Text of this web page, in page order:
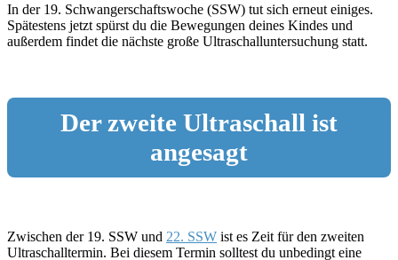
In der 19. Schwangerschaftswoche (SSW) tut sich erneut einiges.
Spätestens jetzt spürst du die Bewegungen deines Kindes und
außerdem findet die nächste große Ultraschalluntersuchung statt.
Der zweite Ultraschall ist
angesagt
Zwischen der 19. SSW und 22. SSW ist es Zeit für den zweiten
Ultraschalltermin. Bei diesem Termin solltest du unbedingt eine